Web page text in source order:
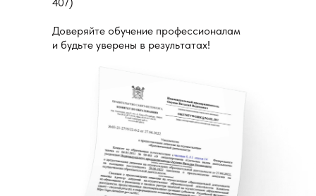
Доверяйте обучение профессионалам
и будьте уверены в результатах!